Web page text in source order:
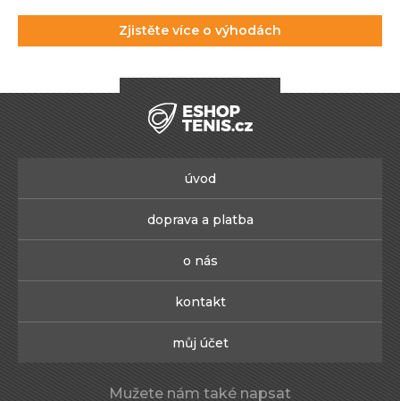
Zjistěte více o výhodách
úvod
doprava a platba
o nás
kontakt
můj účet
Mužete nám také napsat